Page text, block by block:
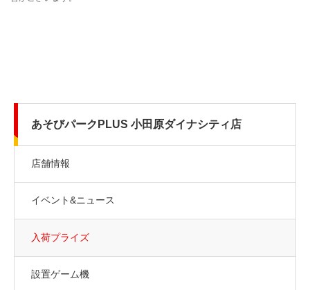
あそびパークPLUS 小田原ダイナシティ店
店舗情報
イベント&ニュース
入荷プライズ
設置ゲーム機